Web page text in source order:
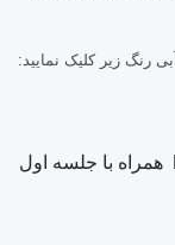
رنگ زیر کلیک نمایید:
لیست دیگر پکیج های آموزشی موسسه Dordo همراه با جلسه اول